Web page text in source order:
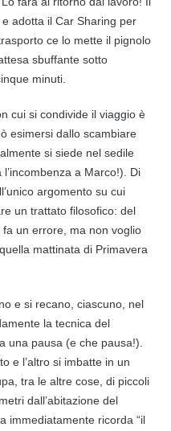
adotta il Car Sharing per
ce lo mette il pignolo
sbuffante sotto
minuti.
cui si condivide il viaggio è
esimersi dallo scambiare
si siede nel sedile
a Marco!). Di
argomento su cui
un trattato filosofico: del
un errore, ma non voglio
mattinata di Primavera
e si recano, ciascuno, nel
la tecnica del
una pausa (e che pausa!).
e l’altro si imbatte in un
tra le altre cose, di piccoli
dall’abitazione del
immediatamente ricorda “il